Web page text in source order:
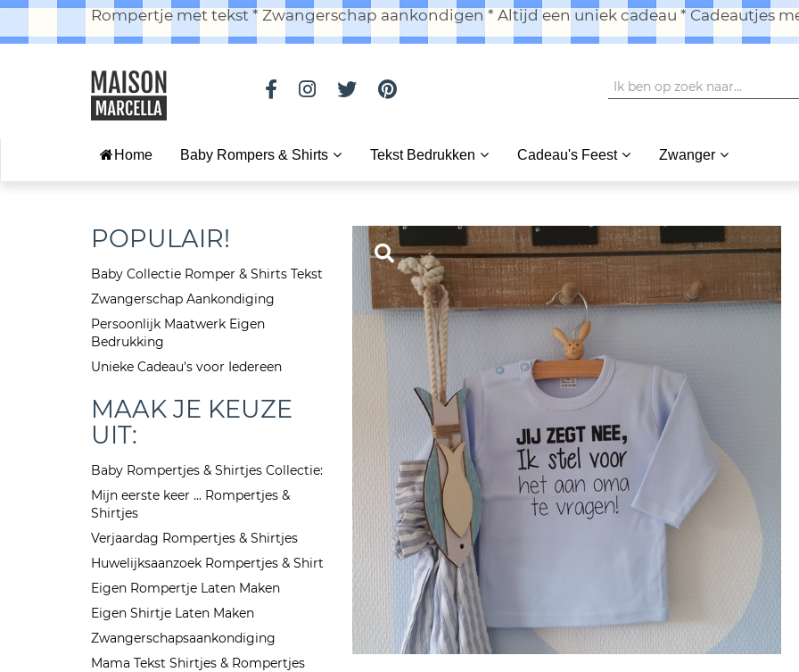
Rompertje met tekst * Zwangerschap aankondigen * Altijd een uniek cadeau * Cadeautjes
Home Baby Rompers & Shirts Tekst Bedrukken Cadeau's Feest Zwanger
POPULAIR!
Baby Collectie Romper & Shirts Tekst
Zwangerschap Aankondiging
Persoonlijk Maatwerk Eigen
Bedrukking
Unieke Cadeau's voor Iedereen
MAAK JE KEUZE
UIT:
Baby Rompertjes & Shirtjes Collectie:
Mijn eerste keer ... Rompertjes &
Shirtjes
Verjaardag Rompertjes & Shirtjes
Huwelijksaanzoek Rompertjes & Shirt
Eigen Rompertje Laten Maken
Eigen Shirtje Laten Maken
Zwangerschapsaankondiging
Mama Tekst Shirtjes & Rompertjes